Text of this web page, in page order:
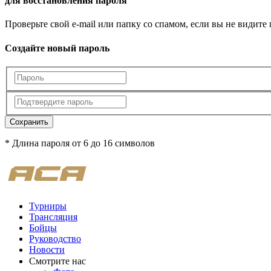
Проверьте свой e-mail или папку со спамом, если вы не видите
Создайте новый пароль
Сохранить
* Длина пароля от 6 до 16 символов
Турниры
Трансляция
Бойцы
Руководство
Новости
Смотрите нас